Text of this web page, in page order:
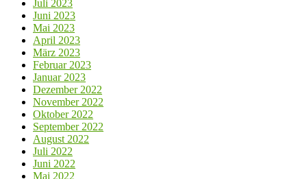
Juli 2023
Juni 2023
Mai 2023
April 2023
März 2023
Februar 2023
Januar 2023
Dezember 2022
November 2022
Oktober 2022
September 2022
August 2022
Juli 2022
Juni 2022
Mai 2022